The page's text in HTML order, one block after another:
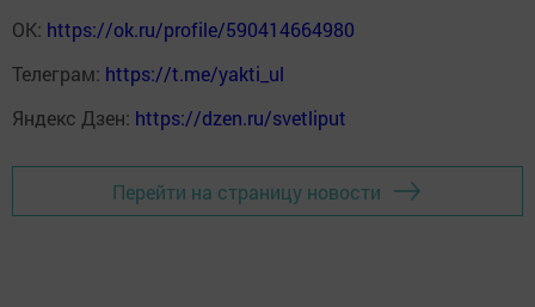
ОК: https://ok.ru/profile/590414664980
Телеграм: https://t.me/yakti_ul
Яндекс Дзен: https://dzen.ru/svetliput
Перейти на страницу новости